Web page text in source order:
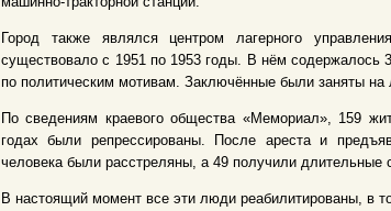
Город также являлся центром лагерного
существовало с 1951 по 1953 годы. В нём содержалось
по политическим мотивам. Заключённые были заняты на
По сведениям краевого общества «Мемориал», 159
годах были репрессированы. После ареста и
человека были расстреляны, а 49 получили длительные
В настоящий момент все эти люди реабилитированы, в